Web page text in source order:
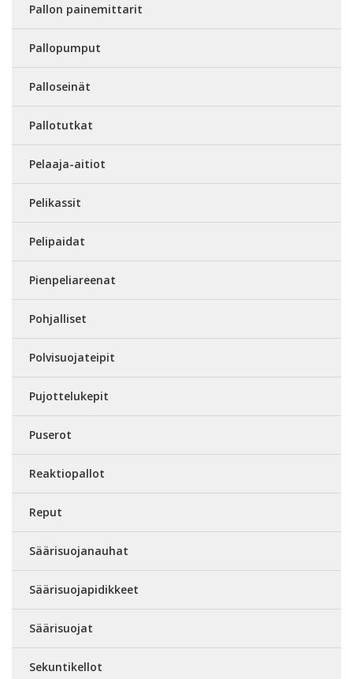
Pallon painemittarit
Pallopumput
Palloseinät
Pallotutkat
Pelaaja-aitiot
Pelikassit
Pelipaidat
Pienpeliareenat
Pohjalliset
Polvisuojateipit
Pujottelukepit
Puserot
Reaktiopallot
Reput
Säärisuojanauhat
Säärisuojapidikkeet
Säärisuojat
Sekuntikellot